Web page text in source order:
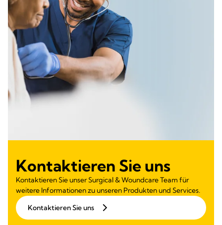
Kontaktieren Sie uns
Kontaktieren Sie unser Surgical & Woundcare Team für
weitere Informationen zu unseren Produkten und Services.
Kontaktieren Sie uns